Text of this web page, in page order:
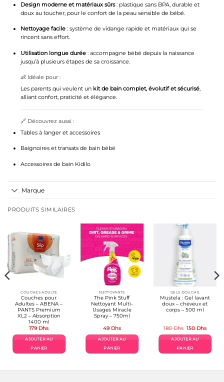
Design moderne et matériaux sûrs: plastique sans BPA, durable et
doux au toucher, pour le confort de la peau sensible de bébé.
Nettoyage facile: système de vidange rapide et matériaux qui se
rincent sans effort.
Utilisation longue durée: accompagne bébé depuis la naissance
jusqu’à plusieurs étapes de sa croissance.
👶 Idéale pour :
Les parents qui veulent un kit de bain complet, évolutif et sécurisé,
alliant confort, praticité et élégance.
🔗 Découvrez aussi :
Tables à langer et accessoires
Baignoires et transats de bain bébé
Accessoires de bain Kidilo
Marque
PRODUITS SIMILAIRES
COUCHES ADULTE
Couches pour
Adultes – ABENA –
PANTS Premium
XL2 – Absorption
1400 ml
179 Dhs
AJOUTER AU
PANIER
NETTOYANTS
The Pink Stuff
Nettoyant Multi-
Usages Miracle
Spray – 750ml
49 Dhs
AJOUTER AU
PANIER
GELS DOUCHE
Mustela : Gel lavant
doux – cheveux et
corps – 500 ml
180Dhs Le
initial
était :
180 Dhs.
150 DhsLe
actuel
AJOUTER AU
PANIER